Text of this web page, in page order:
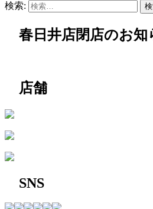
検索:
春日井店閉店のお知
店舗
SNS